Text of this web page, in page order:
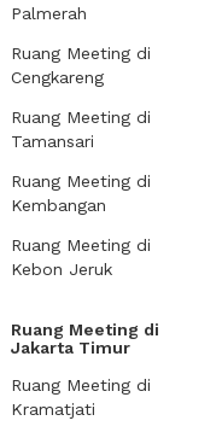
Palmerah
Ruang Meeting di
Cengkareng
Ruang Meeting di
Tamansari
Ruang Meeting di
Kembangan
Ruang Meeting di
Kebon Jeruk
Ruang Meeting di
Jakarta Timur
Ruang Meeting di
Kramatjati